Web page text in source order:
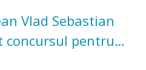
Vlad Sebastian
concursul pentru
Casei